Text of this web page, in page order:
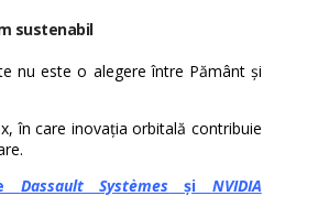
sustenabil
nu este o alegere între Pământ și
în care inovația orbitală contribuie
Dassault Systèmes și NVIDIA